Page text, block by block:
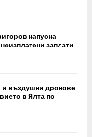
напусна
заплати
и въздушни дронове
в Ялта по